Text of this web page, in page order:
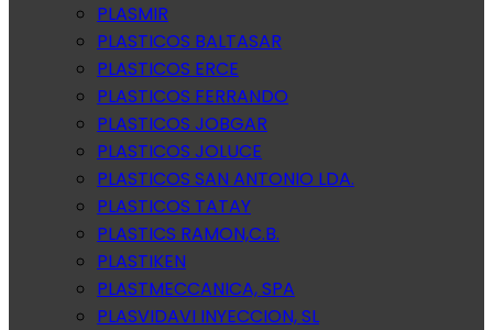
PLASMIR
PLASTICOS BALTASAR
PLASTICOS ERCE
PLASTICOS FERRANDO
PLASTICOS JOBGAR
PLASTICOS JOLUCE
PLASTICOS SAN ANTONIO LDA.
PLASTICOS TATAY
PLASTICS RAMON,C.B.
PLASTIKEN
PLASTMECCANICA, SPA
PLASVIDAVI INYECCION, SL